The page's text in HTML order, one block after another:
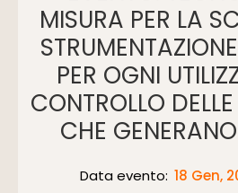
MISURA PER LA
PER OGNI
CONTROLLO
CHE
Data evento: 18 Gen,